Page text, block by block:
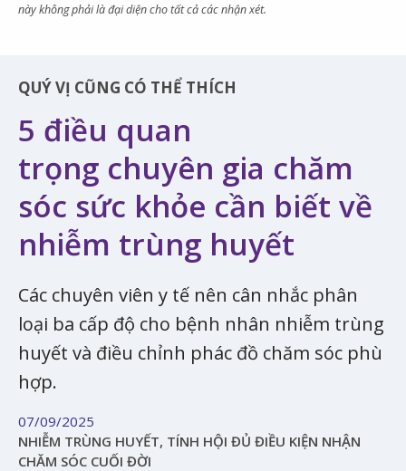
này không phải là đại diện cho tất cả các nhận xét.
QUÝ VỊ CŨNG CÓ THỂ THÍCH
5 điều quan
trọng chuyên gia chăm
sóc sức khỏe cần biết về
nhiễm trùng huyết
Các chuyên viên y tế nên cân nhắc phân
loại ba cấp độ cho bệnh nhân nhiễm trùng
huyết và điều chỉnh phác đồ chăm sóc phù
hợp.
07/09/2025
NHIỄM TRÙNG HUYẾT, TÍNH HỘI ĐỦ ĐIỀU KIỆN NHẬN
CHĂM SÓC CUỐI ĐỜI